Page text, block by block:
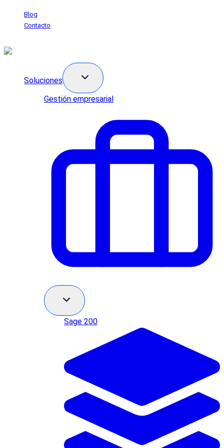
SaltarBlog
Contacto
Soluciones
Gestión empresarial
Sage 200